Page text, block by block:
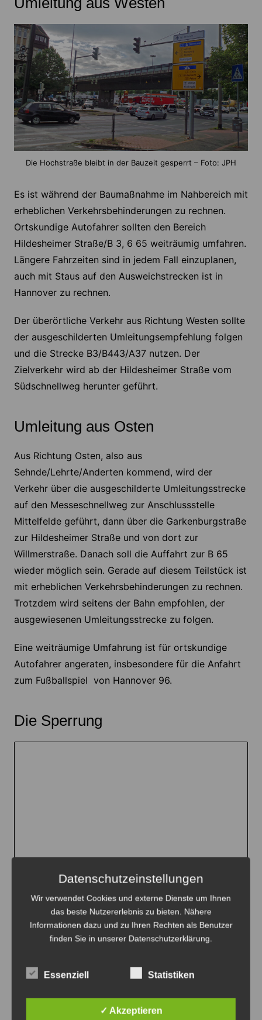
Die Hochstraße bleibt in der Bauzeit gesperrt – Foto: JPH
Es ist während der Baumaßnahme im Nahbereich mit
erheblichen Verkehrsbehinderungen zu rechnen.
Ortskundige Autofahrer sollten den Bereich
Hildesheimer Straße/B 3, 6 65 weiträumig umfahren.
Längere Fahrzeiten sind in jedem Fall einzuplanen,
auch mit Staus auf den Ausweichstrecken ist in
Hannover zu rechnen.
Der überörtliche Verkehr aus Richtung Westen sollte
der ausgeschilderten Umleitungsempfehlung folgen
und die Strecke B3/B443/A37 nutzen. Der
Zielverkehr wird ab der Hildesheimer Straße vom
Südschnellweg herunter geführt.
Umleitung aus Osten
Aus Richtung Osten, also aus
Sehnde/Lehrte/Anderten kommend, wird der
Verkehr über die ausgeschilderte Umleitungsstrecke
auf den Messeschnellweg zur Anschlussstelle
Mittelfelde geführt, dann über die Garkenburgstraße
zur Hildesheimer Straße und von dort zur
Willmerstraße. Danach soll die Auffahrt zur B 65
wieder möglich sein. Gerade auf diesem Teilstück ist
mit erheblichen Verkehrsbehinderungen zu rechnen.
Trotzdem wird seitens der Bahn empfohlen, der
ausgewiesenen Umleitungsstrecke zu folgen.
Eine weiträumige Umfahrung ist für ortskundige
Autofahrer angeraten, insbesondere für die Anfahrt
zum Fußballspiel von Hannover 96.
Die Sperrung
Datenschutzeinstellungen
Wir verwendet Cookies und externe Dienste um Ihnen
das beste Nutzererlebnis zu bieten. Nähere
Informationen dazu und zu Ihren Rechten als Benutzer
finden Sie in unserer Datenschutzerklärung.
Essenziell Statistiken
✓ Akzeptieren